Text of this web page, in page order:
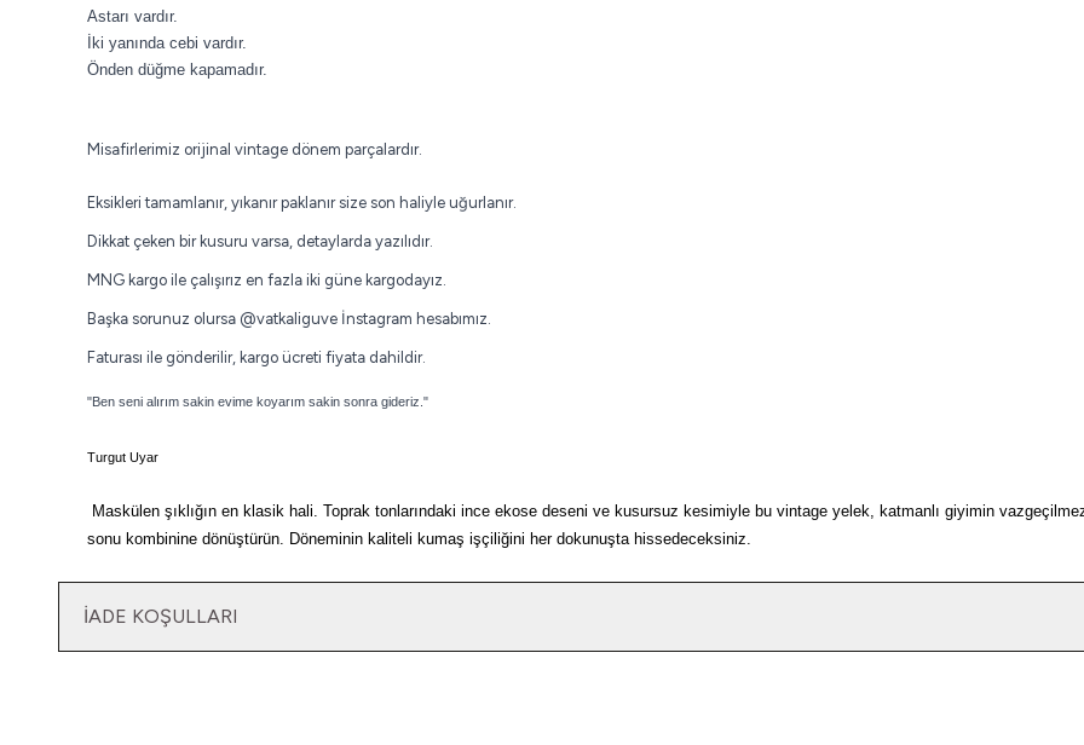
Astarı vardır.
İki yanında cebi vardır.
Önden düğme kapamadır.
Misafirlerimiz orijinal vintage dönem parçalardır.
Eksikleri tamamlanır, yıkanır paklanır size son haliyle uğurlanır.
Dikkat çeken bir kusuru varsa, detaylarda yazılıdır.
MNG kargo ile çalışırız en fazla iki güne kargodayız.
Başka sorunuz olursa @vatkaliguve İnstagram hesabımız.
Faturası ile gönderilir, kargo ücreti fiyata dahildir.
"Ben seni alırım sakin evime koyarım sakin sonra gideriz."
Turgut Uyar
Maskülen şıklığın en klasik hali. Toprak tonlarındaki ince ekose deseni ve kusursuz kesimiyle bu vintage yelek, katmanlı giyimin
sonu kombinine dönüştürün. Döneminin kaliteli kumaş işçiliğini her dokunuşta hissedeceksiniz.
İADE KOŞULLARI